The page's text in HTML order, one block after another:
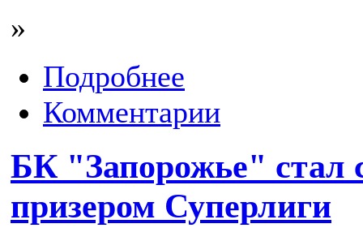
»
Подробнее
Комментарии
БК "Запорожье" стал
призером Суперлиги